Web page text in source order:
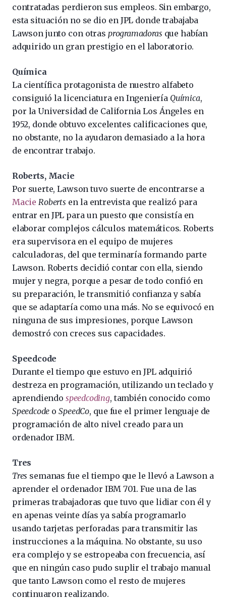
contratadas perdieron sus empleos. Sin embargo,
esta situación no se dio en JPL donde trabajaba
Lawson junto con otrasprogramadoras que habían
adquirido un gran prestigio en el laboratorio.
Química
La científica protagonista de nuestro alfabeto
consiguió la licenciatura en Ingeniería Química,
por la Universidad de California Los Ángeles en
1952, donde obtuvo excelentes calificaciones que,
no obstante, no la ayudaron demasiado a la hora
de encontrar trabajo.
Roberts, Macie
Por suerte, Lawson tuvo suerte de encontrarse a
MacieRoberts en la entrevista que realizó para
entrar en JPL para un puesto que consistía en
elaborar complejos cálculos matemáticos. Roberts
era supervisora en el equipo de mujeres
calculadoras, del que terminaría formando parte
Lawson. Roberts decidió contar con ella, siendo
mujer y negra, porque a pesar de todo confió en
su preparación, le transmitió confianza y sabía
que se adaptaría como una más. No se equivocó en
ninguna de sus impresiones, porque Lawson
demostró con creces sus capacidades.
Speedcode
Durante el tiempo que estuvo en JPL adquirió
destreza en programación, utilizando un teclado y
aprendiendospeedcoding, también conocido como
Speedcode oSpeedCo, que fue el primer lenguaje de
programación de alto nivel creado para un
ordenador IBM.
Tres
Tres semanas fue el tiempo que le llevó a Lawson a
aprender el ordenador IBM 701. Fue una de las
primeras trabajadoras que tuvo que lidiar con él y
en apenas veinte días ya sabía programarlo
usando tarjetas perforadas para transmitir las
instrucciones a la máquina. No obstante, su uso
era complejo y se estropeaba con frecuencia, así
que en ningún caso pudo suplir el trabajo manual
que tanto Lawson como el resto de mujeres
continuaron realizando.